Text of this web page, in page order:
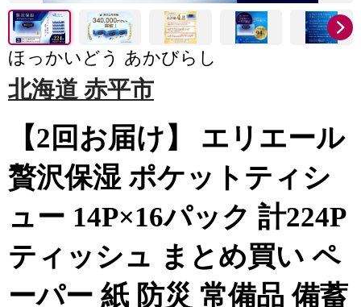
ほっかいどう あかびらし
北海道 赤平市
【2回お届け】 エリエール
贅沢保湿 ポケットティシ
ュー 14P×16パック 計224P
ティッシュ まとめ買い ペ
ーパー 紙 防災 常備品 備蓄